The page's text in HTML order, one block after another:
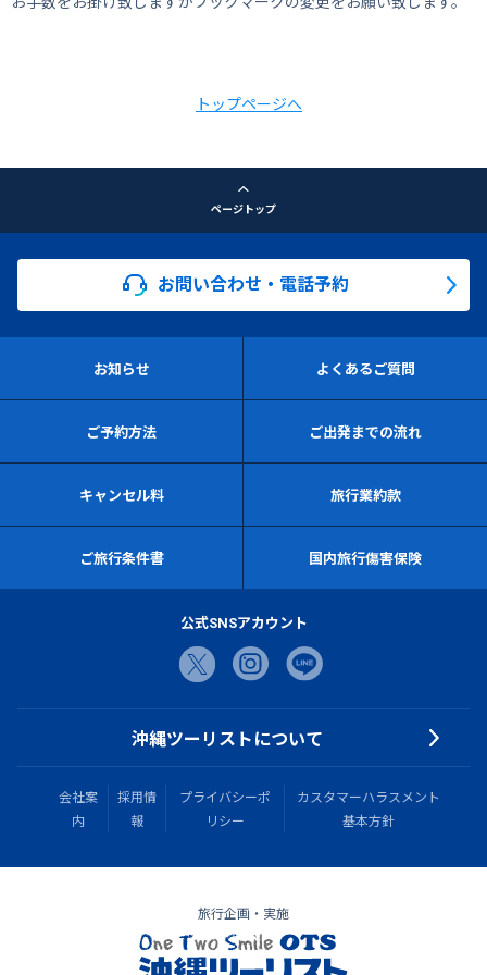
トップページへ
ページトップ
お問い合わせ・電話予約
お知らせ よくあるご質問
ご予約方法 ご出発までの流れ
キャンセル料 旅行業約款
ご旅行条件書 国内旅行傷害保険
公式SNSアカウント
沖縄ツーリストについて
会社案
内
採用情
報
プライバシーポ
リシー
カスタマーハラスメント
基本方針
旅行企画・実施